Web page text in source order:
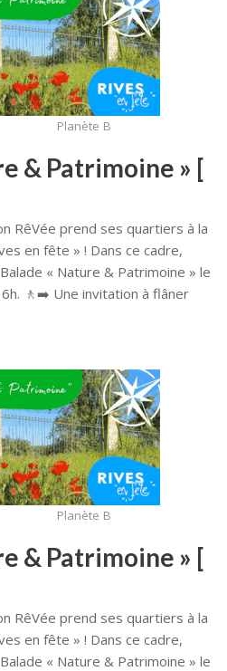
Planète B
& Patrimoine » [
RêVée prend ses quartiers à la
en fête » ! Dans ce cadre,
« Nature & Patrimoine » le
🚶‍➡️ Une invitation à flâner
Planète B
& Patrimoine » [
RêVée prend ses quartiers à la
en fête » ! Dans ce cadre,
« Nature & Patrimoine » le